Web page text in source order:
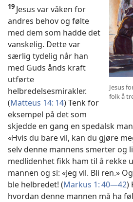
Jesus
folk å
19 Jesus var våken for
andres behov og følte
med dem som hadde det
vanskelig. Dette var
særlig tydelig når han
med Guds ånds kraft
utførte
helbredelsesmirakler.
(Matteus 14: 14) Tenk for
eksempel på det som
skjedde en gang en spedalsk
«Hvis du bare vil, kan du gjøre
selv denne mannens smerter og
medlidenhet fikk ham til å rekke
mannen og si: «Jeg vil. Bli ren.»
ble helbredet! (Markus 1: 40—42)
hvordan denne mannen må ha